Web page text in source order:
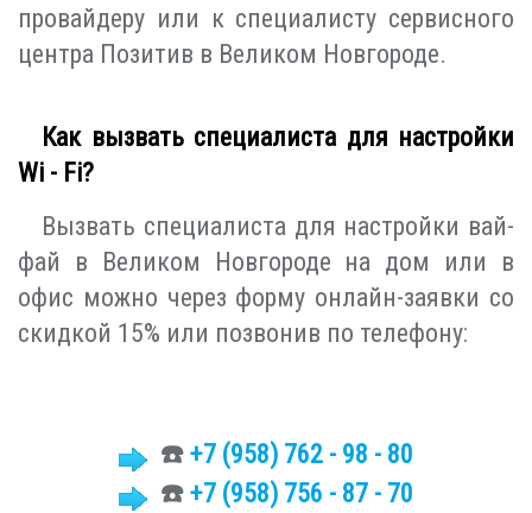
провайдеру или к специалисту сервисного
центра Позитив в Великом Новгороде.
Как вызвать специалиста для настройки
Wi - Fi?
Вызвать специалиста для настройки вай-
фай в Великом Новгороде на дом или в
офис можно через форму онлайн-заявки со
скидкой 15% или позвонив по телефону:
☎️ +7 (958) 762 - 98 - 80
☎️ +7 (958) 756 - 87 - 70